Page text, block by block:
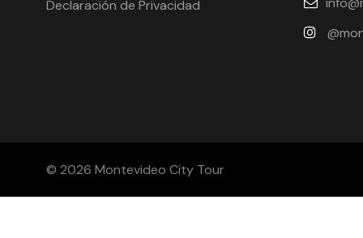
Declaración de Privacidad
© 2026 Montevideo City Tour